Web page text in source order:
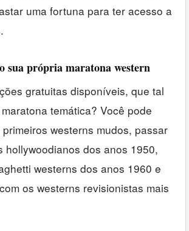
uma fortuna para ter acesso a
sua própria maratona western
gratuitas disponíveis, que tal
temática? Você pode
westerns mudos, passar
hollywoodianos dos anos 1950,
westerns dos anos 1960 e
os westerns revisionistas mais